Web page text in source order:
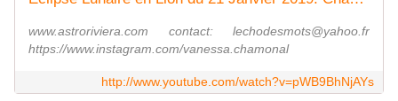
www.astroriviera.com contact: lechodesmots@yahoo.fr
https://www.instagram.com/vanessa.chamonal
http://www.youtube.com/watch?v=pWB9BhNjAYs